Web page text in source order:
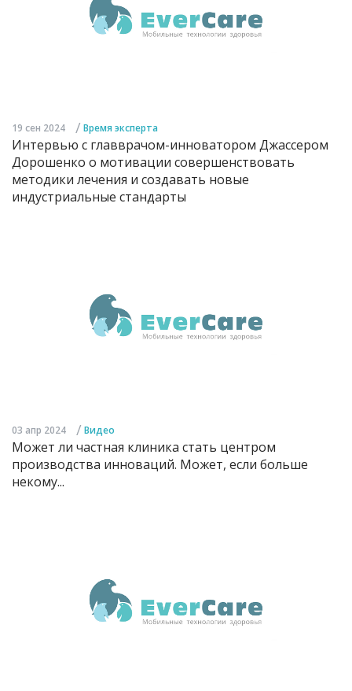
19 сен 2024 / Время эксперта
Интервью с главврачом-инноватором Джассером
Дорошенко о мотивации совершенствовать
методики лечения и создавать новые
индустриальные стандарты
03 апр 2024 / Видео
Может ли частная клиника стать центром
производства инноваций. Может, если больше
некому...